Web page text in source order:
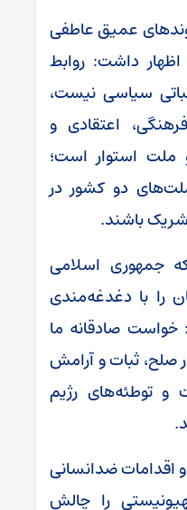
عمیق عاطفی
داشت: روابط
سیاسی نیست،
اعتقادی و
ملت استوار است؛
دو کشور در
باشند.
جمهوری اسلامی
را با دغدغه‌مندی
خواست صادقانه ما
صلح، ثبات و آرامش
و توطئه‌های رژیم
اقدامات ضدانسانی
را چالش